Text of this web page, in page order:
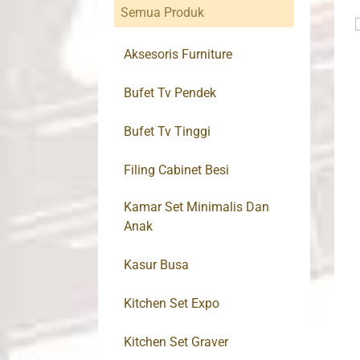
Semua Produk
Aksesoris Furniture
Bufet Tv Pendek
Bufet Tv Tinggi
Filing Cabinet Besi
Kamar Set Minimalis Dan
Anak
Kasur Busa
Kitchen Set Expo
Kitchen Set Graver